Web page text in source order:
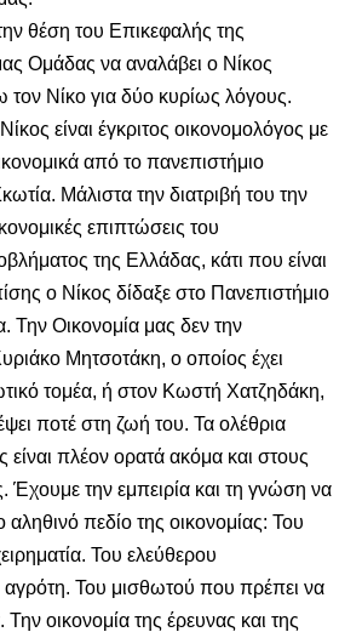
θέση του Επικεφαλής της
Ομάδας να αναλάβει ο Νίκος
Νίκο για δύο κυρίως λόγους.
είναι έγκριτος οικονομολόγος με
από το πανεπιστήμιο
Μάλιστα την διατριβή του την
επιπτώσεις του
της Ελλάδας, κάτι που είναι
ο Νίκος δίδαξε στο Πανεπιστήμιο
Την Οικονομία μας δεν την
Μητσοτάκη, ο οποίος έχει
τομέα, ή στον Κωστή Χατζηδάκη,
ποτέ στη ζωή του. Τα ολέθρια
είναι πλέον ορατά ακόμα και στους
Έχουμε την εμπειρία και τη γνώση να
πεδίο της οικονομίας: Του
Του ελεύθερου
αγρότη. Του μισθωτού που πρέπει να
Την οικονομία της έρευνας και της